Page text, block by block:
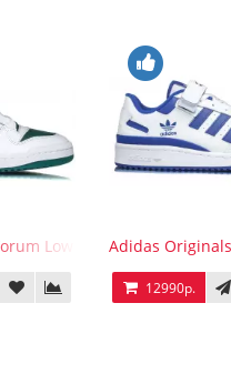
Low WB White Green
Adidas
12990р.